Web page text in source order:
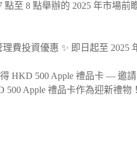
至 8 點舉辦的 2025 年市場前
費投資優惠 ✨ 即‌日‌起‌至‌‌ 2025
HKD 500 Apple 禮品卡 — 邀
Apple 禮品卡作為迎新禮物！